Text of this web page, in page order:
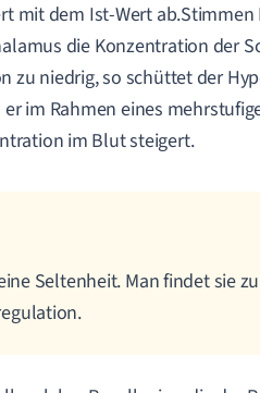
mit dem Ist-Wert
die Konzentration der
zu niedrig, so schüttet der
im Rahmen eines
im Blut steigert.
Seltenheit. Man findet sie